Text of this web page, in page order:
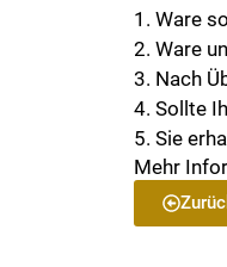
1. Ware
2. Ware
3. Nach
4. Sollte
5. Sie
Mehr